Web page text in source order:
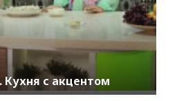
Кухня с акцентом